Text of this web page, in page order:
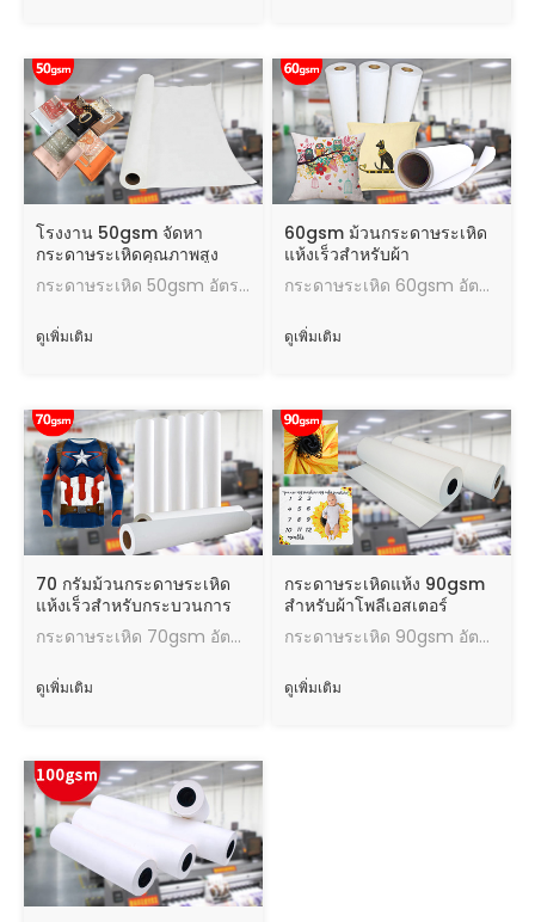
โรงงาน 50gsm จัดหา
กระดาษระเหิดคุณภาพสูง
Jumbo Roll
กระดาษระเหิด 50gsm อัตราการถ่ายโอนผลการถ่ายโอนความร้อนที่ดีปริมาณหมึกสูงสุดความเร็วในการอบแห้งที่รวดเร็วทำงานในสภาพที่ดี
ดูเพิ่มเติม
60gsm ม้วนกระดาษระเหิด
แห้งเร็วสำหรับผ้า
โพลีเอสเตอร์
กระดาษระเหิด 60gsm อัตราการถ่ายโอนผลการถ่ายโอนความร้อนที่ดีปริมาณสูงสุดของหมึกความเร็วในการอบแห้งที่รวดเร็วทำงานในสภาพที่ดี
ดูเพิ่มเติม
70 กรัมม้วนกระดาษระเหิด
แห้งเร็วสำหรับกระบวนการ
ของอนุสาวรีย์
กระดาษระเหิด 70gsm อัตราการถ่ายโอนผลการถ่ายโอนความร้อนที่ดีปริมาณสูงสุดของหมึกความเร็วในการอบแห้งที่รวดเร็วทำงานในสภาพที่ดี
ดูเพิ่มเติม
กระดาษระเหิดแห้ง 90gsm
สำหรับผ้าโพลีเอสเตอร์
กระดาษระเหิด 90gsm อัตราการถ่ายโอนผลการถ่ายโอนความร้อนที่ดีปริมาณหมึกสูงสุดความเร็วในการอบแห้งที่รวดเร็วทำงานในสภาพที่ดี
ดูเพิ่มเติม